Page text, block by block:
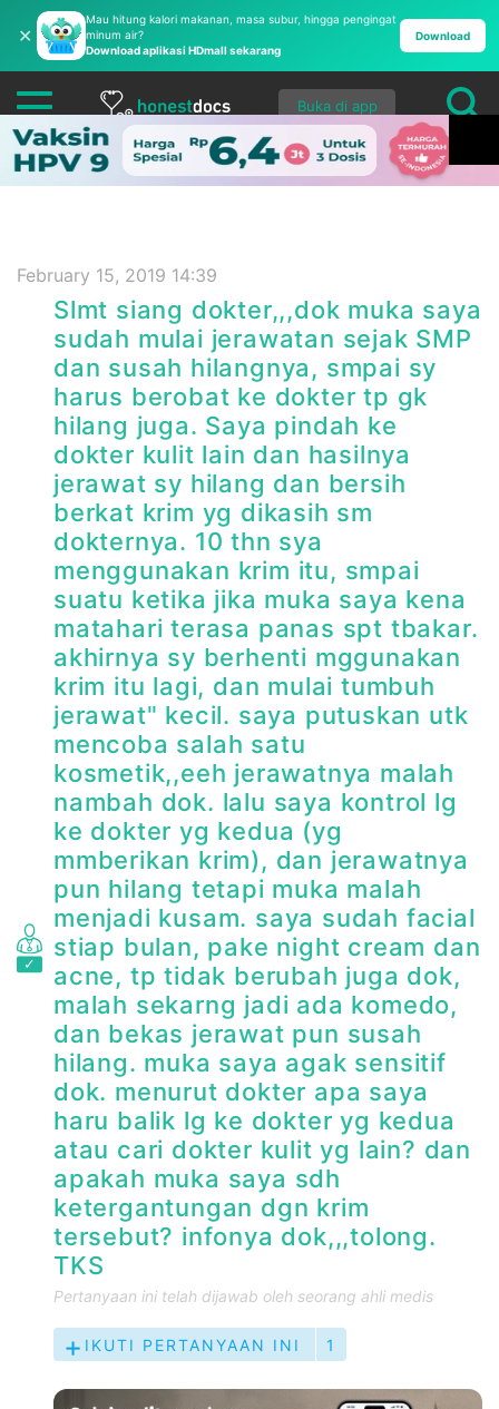
✕
Mau hitung kalori makanan, masa subur, hingga pengingat
minum air?
Download aplikasi HDmall sekarang
Download
Buka di app
February 15, 2019 14:39
Slmt siang dokter,,,dok muka saya
sudah mulai jerawatan sejak SMP
dan susah hilangnya, smpai sy
harus berobat ke dokter tp gk
hilang juga. Saya pindah ke
dokter kulit lain dan hasilnya
jerawat sy hilang dan bersih
berkat krim yg dikasih sm
dokternya. 10 thn sya
menggunakan krim itu, smpai
suatu ketika jika muka saya kena
matahari terasa panas spt tbakar.
akhirnya sy berhenti mggunakan
krim itu lagi, dan mulai tumbuh
jerawat" kecil. saya putuskan utk
mencoba salah satu
kosmetik,,eeh jerawatnya malah
nambah dok. lalu saya kontrol lg
ke dokter yg kedua (yg
mmberikan krim), dan jerawatnya
pun hilang tetapi muka malah
menjadi kusam. saya sudah facial
stiap bulan, pake night cream dan
acne, tp tidak berubah juga dok,
malah sekarng jadi ada komedo,
dan bekas jerawat pun susah
hilang. muka saya agak sensitif
dok. menurut dokter apa saya
haru balik lg ke dokter yg kedua
atau cari dokter kulit yg lain? dan
apakah muka saya sdh
ketergantungan dgn krim
tersebut? infonya dok,,,tolong.
TKS
Pertanyaan ini telah dijawab oleh seorang ahli medis
IKUTI PERTANYAAN INI 1